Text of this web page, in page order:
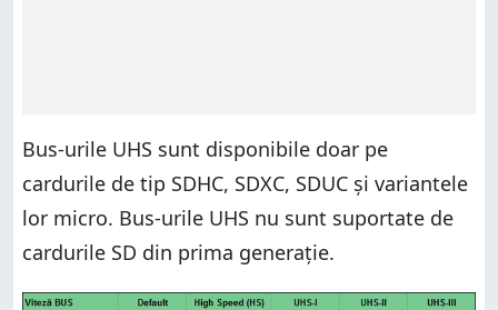
Bus-urile UHS sunt disponibile doar pe
cardurile de tip SDHC, SDXC, SDUC și variantele
lor micro. Bus-urile UHS nu sunt suportate de
cardurile SD din prima generație.